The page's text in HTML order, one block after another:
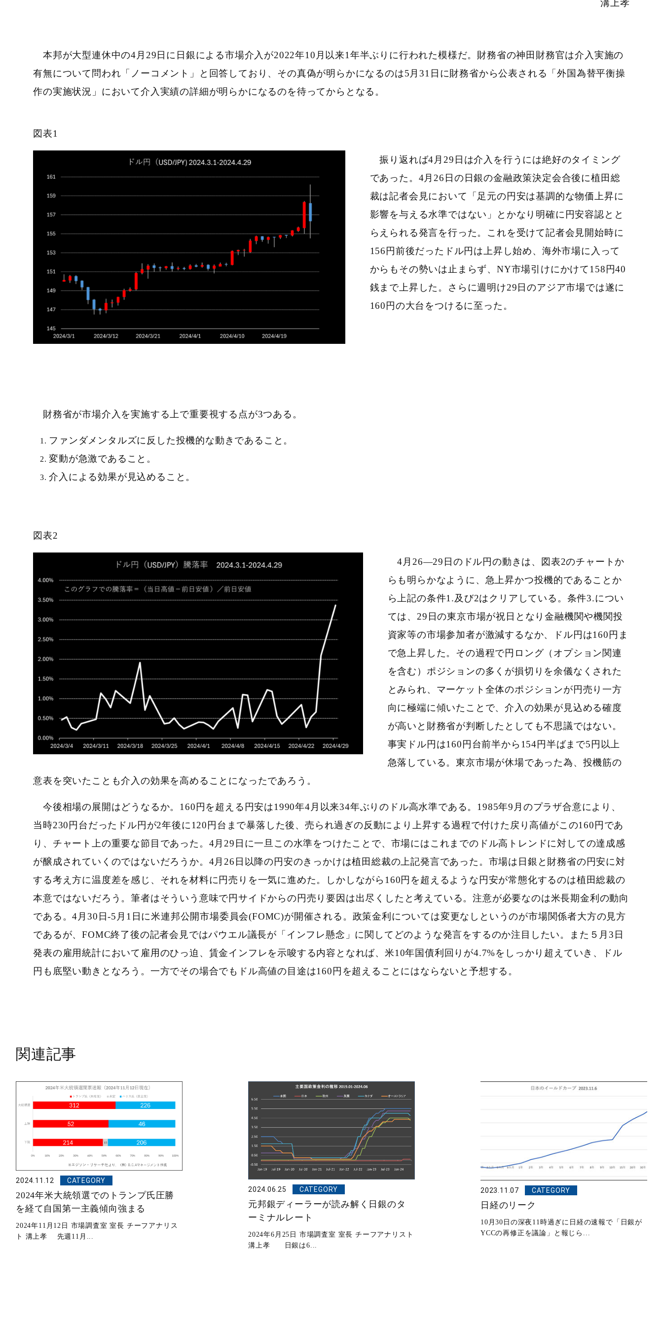
溝上孝
本邦が大型連休中の4月29日に日銀による市場介入が2022年10月以来1年半ぶりに行われた模様だ。財務省の神田財務官は介入実施の
有無について問われ「ノーコメント」と回答しており、その真偽が明らかになるのは5月31日に財務省から公表される「外国為替平衡操
作の実施状況」において介入実績の詳細が明らかになるのを待ってからとなる。
図表1
振り返れば4 月 29 日は介入を行うには絶好のタイミング
であった。 4月 26 日の日銀の金融政策決定会合後に植田総
裁は記者会見において「足元の円安は基調的な物価上昇に
影響を与える水準ではない」とかなり明確に円安容認とと
らえられる発言を行った。これを受けて記者会見開始時に
156 円前後だったドル円は上昇し始め、海外市場に入って
からもその勢いは止まらず、NY市場引けにかけて158 円40
銭まで上昇した。さらに週明け29 日のアジア市場では遂に
160 円の大台をつけるに至った。
財務省が市場介入を実施する上で重要視する点が3つある。
ファンダメンタルズに反した投機的な動きであること。
変動が急激であること。
介入による効果が見込めること。
図表2
4月26―29日のドル円の動きは、図表2のチャートか
らも明らかなよ うに、急上昇かつ投機的であることか
ら上記の条件1.及び2はクリアしている。 条件3.につい
ては、29日の東京市場が祝日となり金融機関や機関投
資家等の市場参加者が激減するなか、ドル円は160円ま
で急上昇した。その過程で円ロング（オプション関連
を含む）ポジションの多くが損切りを余儀なくされた
とみられ、マーケット全体のポジションが円売り一方
向に極端に傾いたことで、介入の効果が見込める確度
が高いと財務省が判断したとしても不思議ではない。
事実ドル円は160円台前半から154円半ばまで5円以上
急落している。東京市場が休場であった為、投機筋の
意表を突いたことも介入の効果を高めることになったであろう。
今後相場の展開はどうなるか。160円を超える円安は1990年4月以来34年ぶりのドル高水準である。1985年9月のプラザ合意により、
当時230円台だったドル円が2年後に120円台まで暴落した後、売られ過ぎの反動により上昇する過程で付けた戻り高値がこの160円であ
り、チャート上の重要な節目であった。4月29日に一旦この水準をつけたことで、市場にはこれまでのドル高トレンドに対しての達成感
が醸成されていくのではないだろうか。 4月26日以降の円安のきっかけは植田総裁の上記発言であった。市場は日銀と財務省の円安に対
する考え方に温度差を感じ、それを材料に円売りを一気に進めた。
しかしながら160円を超えるような円安が常態化するのは植田総裁の
本意ではないだろう。筆者はそういう意味で円サイドからの円売り要因は出尽くしたと考えている。注意が必要なのは米長期金利の動向
である。4月30日-5月1日に米連邦公開市場委員会(FOMC)が開催される。政策金利については変更なしというのが市場関係者大方の見方
であるが、FOMC終了後の記者会見ではパウエル議長が「インフレ懸念」に関してどのような発言をするのか注目したい。また５月3日
発表の雇用統計において雇用のひっ迫、賃金インフレを示唆する内容となれば、米10年国債利回りが4.7%をしっかり超えていき、ドル
円も底堅い動きとなろう。一方でその場合でもドル高値の目途は160円を超えることにはならないと予想する。
関連記事
2024.11.12 CATEGORY
2024年米大統領選でのトランプ氏圧勝
を経て自国第一主義傾向強まる
2024年11月12日 市場調査室 室長 チーフアナリス
ト 溝上孝 先週11月...
2024.06.25 CATEGORY
元邦銀ディーラーが読み解く日銀のタ
ーミナルレート
2024年6月25日 市場調査室 室長 チーフアナリスト
溝上孝 日銀は6...
2023.11.07 CATEGORY
日経のリーク
10月30日の深夜11時過ぎに日経の速報で「日銀が
YCCの再修正を議論」と報じら...